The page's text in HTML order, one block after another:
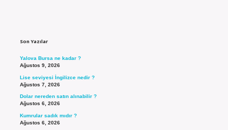
Son Yazılar
Yalova Bursa ne kadar ?
Ağustos 9, 2026
Lise seviyesi İngilizce nedir ?
Ağustos 7, 2026
Dolar nereden satın alınabilir ?
Ağustos 6, 2026
Kumrular sadık mıdır ?
Ağustos 6, 2026